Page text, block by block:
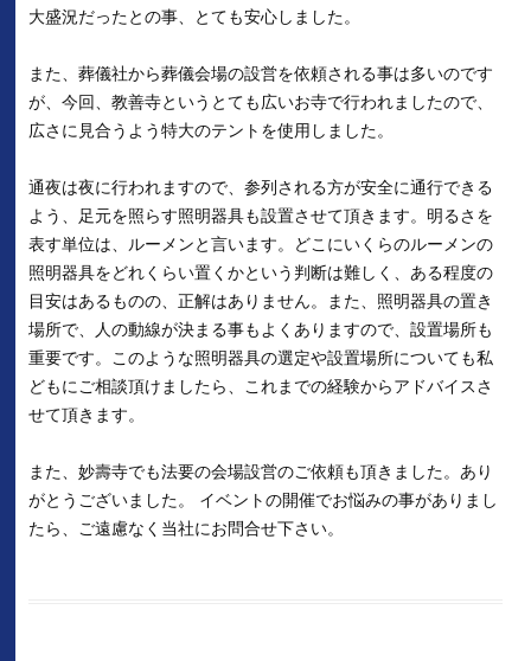
大盛況だったとの事、とても安心しました。
また、葬儀社から葬儀会場の設営を依頼される事は多いのです
が、今回、教善寺というとても広いお寺で行われましたので、
広さに見合うよう特大のテントを使用しました。
通夜は夜に行われますので、参列される方が安全に通行できる
よう、足元を照らす照明器具も設置させて頂きます。明るさを
表す単位は、ルーメンと言います。どこにいくらのルーメンの
照明器具をどれくらい置くかという判断は難しく、ある程度の
目安はあるものの、正解はありません。また、照明器具の置き
場所で、人の動線が決まる事もよくありますので、設置場所も
重要です。このような照明器具の選定や設置場所についても私
どもにご相談頂けましたら、これまでの経験からアドバイスさ
せて頂きます。
また、妙壽寺でも法要の会場設営のご依頼も頂きました。あり
がとうございました。 イベントの開催でお悩みの事がありまし
たら、ご遠慮なく当社にお問合せ下さい。